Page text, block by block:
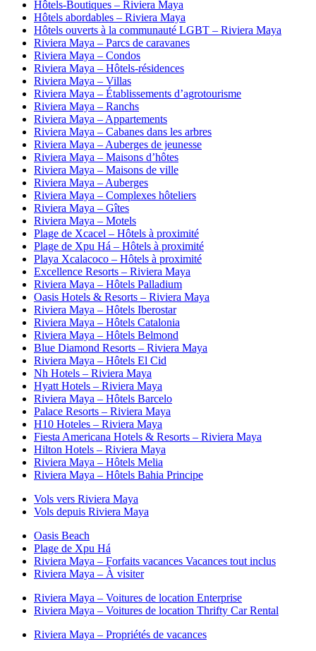
Hôtels-Boutiques – Riviera Maya
Hôtels abordables – Riviera Maya
Hôtels ouverts à la communauté LGBT – Riviera Maya
Riviera Maya – Parcs de caravanes
Riviera Maya – Condos
Riviera Maya – Hôtels-résidences
Riviera Maya – Villas
Riviera Maya – Établissements d’agrotourisme
Riviera Maya – Ranchs
Riviera Maya – Appartements
Riviera Maya – Cabanes dans les arbres
Riviera Maya – Auberges de jeunesse
Riviera Maya – Maisons d’hôtes
Riviera Maya – Maisons de ville
Riviera Maya – Auberges
Riviera Maya – Complexes hôteliers
Riviera Maya – Gîtes
Riviera Maya – Motels
Plage de Xcacel – Hôtels à proximité
Plage de Xpu Há – Hôtels à proximité
Playa Xcalacoco – Hôtels à proximité
Excellence Resorts – Riviera Maya
Riviera Maya – Hôtels Palladium
Oasis Hotels & Resorts – Riviera Maya
Riviera Maya – Hôtels Iberostar
Riviera Maya – Hôtels Catalonia
Riviera Maya – Hôtels Belmond
Blue Diamond Resorts – Riviera Maya
Riviera Maya – Hôtels El Cid
Nh Hotels – Riviera Maya
Hyatt Hotels – Riviera Maya
Riviera Maya – Hôtels Barcelo
Palace Resorts – Riviera Maya
H10 Hoteles – Riviera Maya
Fiesta Americana Hotels & Resorts – Riviera Maya
Hilton Hotels – Riviera Maya
Riviera Maya – Hôtels Melia
Riviera Maya – Hôtels Bahia Principe
Vols vers Riviera Maya
Vols depuis Riviera Maya
Oasis Beach
Plage de Xpu Há
Riviera Maya – Forfaits vacances Vacances tout inclus
Riviera Maya – À visiter
Riviera Maya – Voitures de location Enterprise
Riviera Maya – Voitures de location Thrifty Car Rental
Riviera Maya – Propriétés de vacances